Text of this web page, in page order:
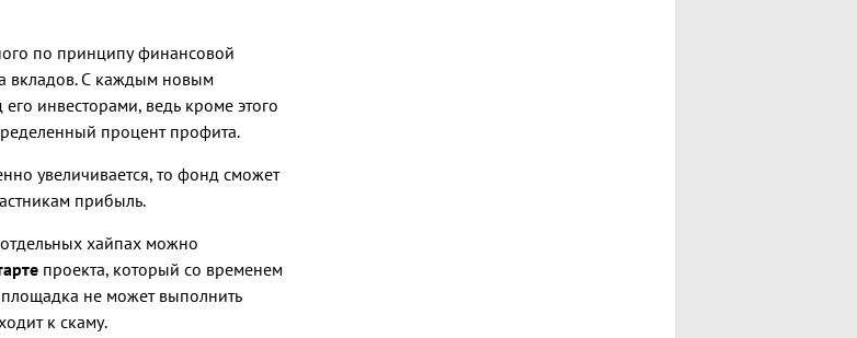
по принципу финансовой
вкладов. С каждым новым
инвесторами, ведь кроме этого
процент профита.
увеличивается, то фонд сможет
прибыль.
хайпах можно
проекта, который со временем
площадка не может выполнить
к скаму.